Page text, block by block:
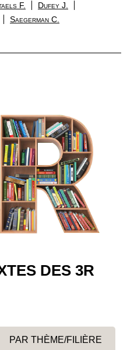
F.
Dufey J.
Saegerman C.
DES 3R
PAR THÈME/FILIÈRE